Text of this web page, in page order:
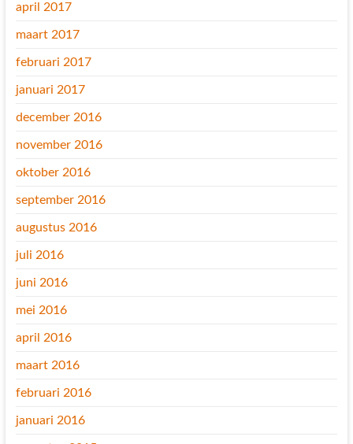
april 2017
maart 2017
februari 2017
januari 2017
december 2016
november 2016
oktober 2016
september 2016
augustus 2016
juli 2016
juni 2016
mei 2016
april 2016
maart 2016
februari 2016
januari 2016